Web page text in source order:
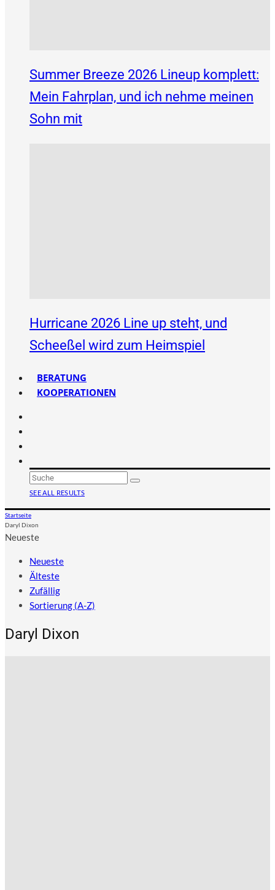
Summer Breeze 2026 Lineup komplett:
Mein Fahrplan, und ich nehme meinen
Sohn mit
Hurricane 2026 Line up steht, und
Scheeßel wird zum Heimspiel
BERATUNG
KOOPERATIONEN
SEE ALL RESULTS
Startseite
Daryl Dixon
Neueste
Neueste
Älteste
Zufällig
Sortierung (A-Z)
Daryl Dixon